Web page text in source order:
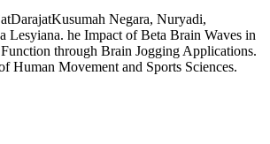
Negara, Nuryadi,
Lesyiana. he Impact of Beta Brain Waves in
through Brain Jogging Applications.
Human Movement and Sports Sciences.